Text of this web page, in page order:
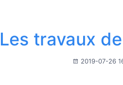
Les travaux
2019-07-26